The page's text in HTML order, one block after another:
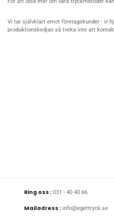
För att läsa mer om våra tryckmetoder
Vi tar självklart emot företagskunder - vi
produktionskedjan så tveka inte att
Ring oss : 031 - 40 40 66
Mailadress : info@egettryck.se